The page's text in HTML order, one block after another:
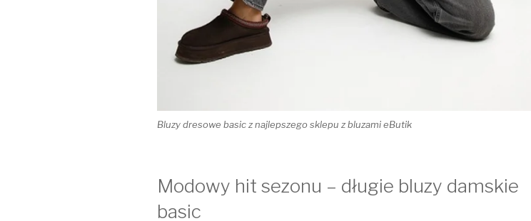
Bluzy dresowe basic z najlepszego sklepu z bluzami eButik
Modowy hit sezonu – długie bluzy damskie
basic